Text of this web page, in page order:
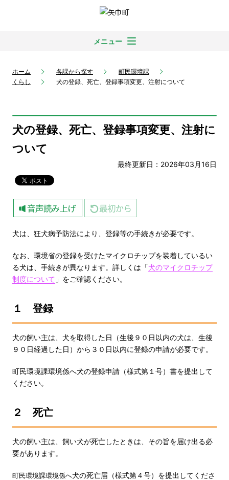
メニュー
ホーム 各課から探す
町民環境課
くらし
犬の登録、死亡、登録事項変更、注射について
犬の登録、死亡、登録事項変更、注射に
ついて
最終更新日：2026年03月16日
犬は、狂犬病予防法により、登録等の手続きが必要です。
なお、環境省の登録を受けたマイクロチップを装着しているい
る犬は、手続きが異なります。詳しくは「犬のマイクロチップ
制度について 」をご確認ください。
１ 登録
犬の飼い主は、犬を取得した日（生後９０日以内の犬は、生後
９０日経過した日）から３０日以内に登録の申請が必要です。
町民環境課環境係へ犬の登録申請（様式第１号）書を提出して
ください。
２ 死亡
犬の飼い主は、飼い犬が死亡したときは、その旨を届け出る必
要があります。
町民環境課環境係へ犬の死亡届（様式第４号）を提出してくださ